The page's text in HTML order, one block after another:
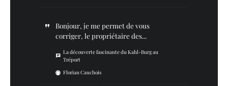
Bonjour, je me permet de vous
corriger, le propriétaire des...
La découverte fascinante du Kahl-Burg au
Tréport
Florian Cauchois